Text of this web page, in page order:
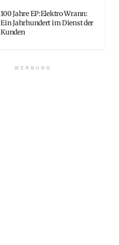
100 Jahre EP:Elektro Wrann:
Ein Jahrhundert im Dienst der
Kunden
WERBUNG